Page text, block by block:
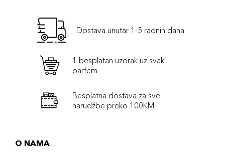
Dostava unutar 1-5 radnih dana
1 besplatan uzorak uz svaki
parfem
Besplatna dostava za sve
narudźbe preko 100KM
O NAMA